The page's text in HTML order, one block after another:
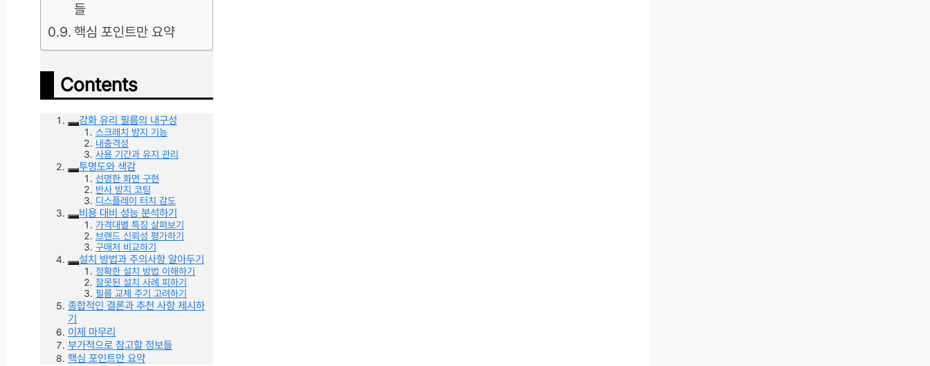
들
핵심 포인트만 요약
Contents
강화 유리 필름의 내구성
스크래치 방지 기능
내충격성
사용 기간과 유지 관리
투명도와 색감
선명한 화면 구현
반사 방지 코팅
디스플레이 터치 감도
비용 대비 성능 분석하기
가격대별 특징 살펴보기
브랜드 신뢰성 평가하기
구매처 비교하기
설치 방법과 주의사항 알아두기
정확한 설치 방법 이해하기
잘못된 설치 사례 피하기
필름 교체 주기 고려하기
종합적인 결론과 추천 사항 제시하
기
이제 마무리
부가적으로 참고할 정보들
핵심 포인트만 요약